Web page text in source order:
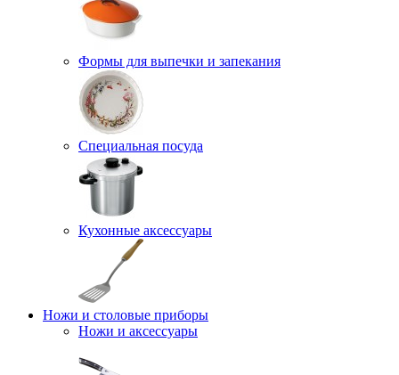
Формы для выпечки и запекания
Специальная посуда
Кухонные аксессуары
Ножи и столовые приборы
Ножи и аксессуары